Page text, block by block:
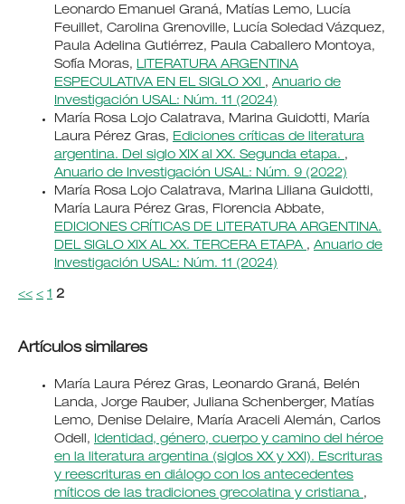
Leonardo Emanuel Graná, Matías Lemo, Lucía
Feuillet, Carolina Grenoville, Lucía Soledad Vázquez,
Paula Adelina Gutiérrez, Paula Caballero Montoya,
Sofía Moras, LITERATURA ARGENTINA
ESPECULATIVA EN EL SIGLO XXI , Anuario de
Investigación USAL: Núm. 11 (2024)
María Rosa Lojo Calatrava, Marina Guidotti, María
Laura Pérez Gras, Ediciones críticas de literatura
argentina. Del siglo XIX al XX. Segunda etapa. ,
Anuario de Investigación USAL: Núm. 9 (2022)
María Rosa Lojo Calatrava, Marina Liliana Guidotti,
María Laura Pérez Gras, Florencia Abbate,
EDICIONES CRÍTICAS DE LITERATURA ARGENTINA.
DEL SIGLO XIX AL XX. TERCERA ETAPA , Anuario de
Investigación USAL: Núm. 11 (2024)
<< < 1 2
Artículos similares
María Laura Pérez Gras, Leonardo Graná, Belén
Landa, Jorge Rauber, Juliana Schenberger, Matías
Lemo, Denise Delaire, María Araceli Alemán, Carlos
Odell, Identidad, género, cuerpo y camino del héroe
en la literatura argentina (siglos XX y XXI). Escrituras
y reescrituras en diálogo con los antecedentes
míticos de las tradiciones grecolatina y cristiana ,